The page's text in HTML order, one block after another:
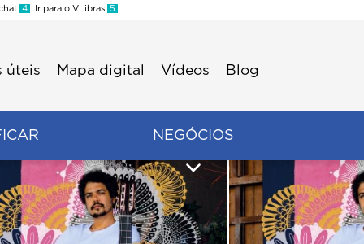
4 Ir para o VLibras 5
úteis Mapa digital Vídeos Blog
NEGÓCIOS